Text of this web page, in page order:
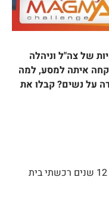
של צה"ל וניהלה
איתה למסע, למה
על נשים? קבלו את
נולדתי וגדלתי במושב ניר ישראל. לפני 12 שנים רכשתי בית